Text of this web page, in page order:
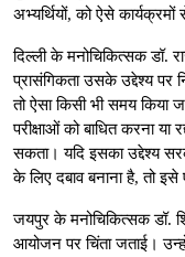
अभ्यर्थियों, को ऐसे
दिल्ली के मनोचिकित्सक डॉ.
प्रासंगिकता उसके उद्देश्य पर
तो ऐसा किसी भी समय किया
परीक्षाओं को बाधित करना या
सकता। यदि इसका उद्देश्य
के लिए दबाव बनाना है, तो
जयपुर के मनोचिकित्सक डॉ.
आयोजन पर चिंता जताई।